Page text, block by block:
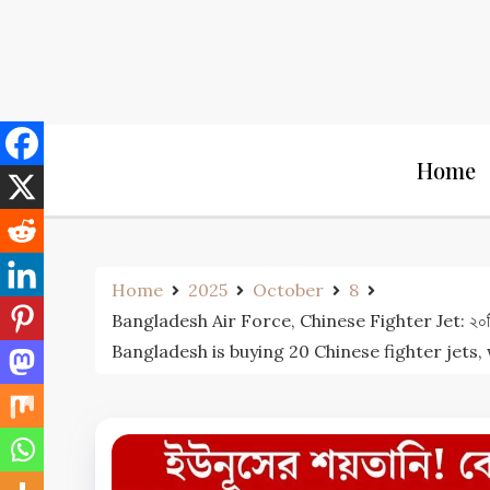
Home
Home 2025 October
8
Bangladesh Air Force, Chinese Fighter Jet: ২০টি
Bangladesh is buying 20 Chinese fighter